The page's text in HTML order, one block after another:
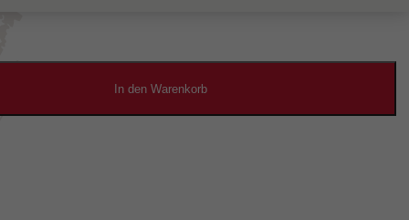
In den Warenkorb